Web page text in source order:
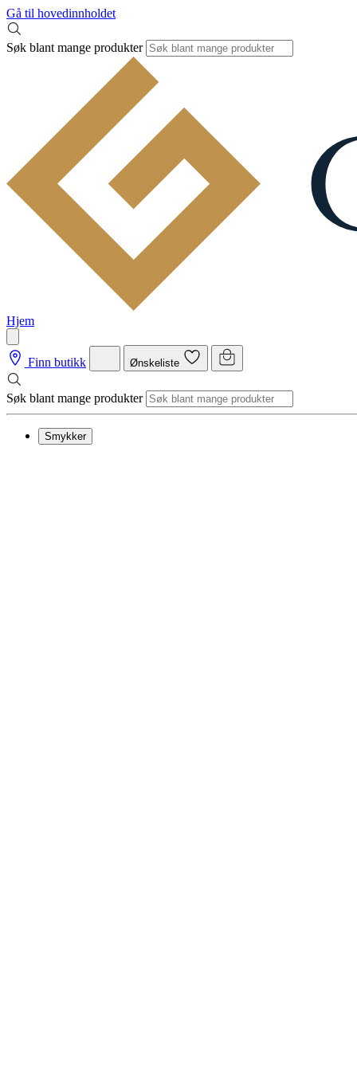
Gå til hovedinnholdet
Søk blant mange produkter
Hjem
Finn butikk Ønskeliste
Søk blant mange produkter
Smykker